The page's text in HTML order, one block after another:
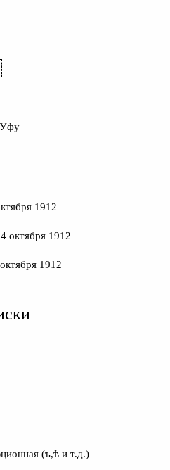
Уфу
1912
октября 1912
1912
(ъ,ѣ и т.д.)